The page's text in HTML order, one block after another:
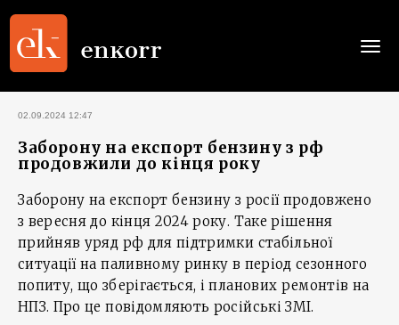
02.09.2024 12:47
Заборону на експорт бензину з рф
продовжили до кінця року
Заборону на експорт бензину з росії продовжено
з вересня до кінця 2024 року. Таке рішення
прийняв уряд рф для підтримки стабільної
ситуації на паливному ринку в період сезонного
попиту, що зберігається, і планових ремонтів на
НПЗ. Про це повідомляють російські ЗМІ.